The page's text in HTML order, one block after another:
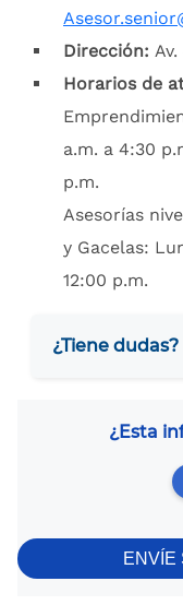
Dirección:
Horarios de
a.m. a 4:30
p.m.
Asesorías
y Gacelas:
12:00 p.m.
¿Tiene dudas?
¿Esta
ENVÍE